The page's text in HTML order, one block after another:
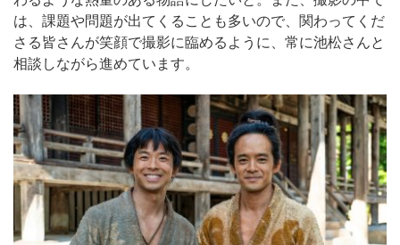
は、課題や問題が出てくることも多いので、関わってくだ
さる皆さんが笑顔で撮影に臨めるように、常に池松さんと
相談しながら進めています。